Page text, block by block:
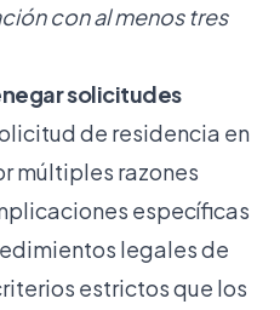
con al menos tres
solicitudes
de residencia en
múltiples razones
específicas
legales de
estrictos que los